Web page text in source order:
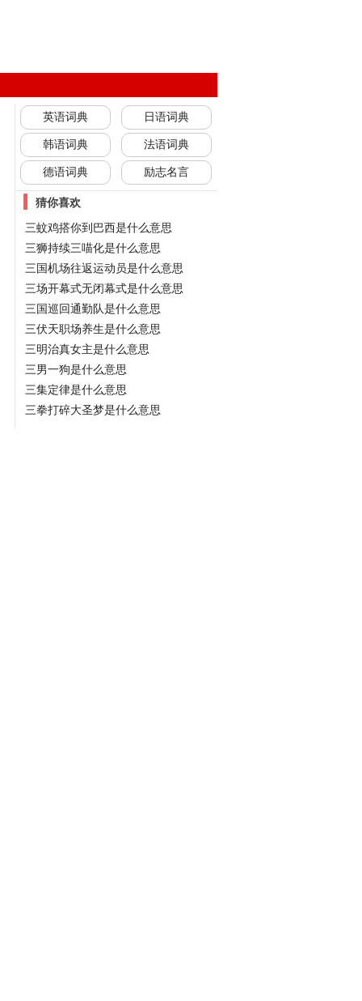
英语词典 日语词典
韩语词典 法语词典
德语词典 励志名言
猜你喜欢
三蚊鸡搭你到巴西是什么意思
三狮持续三喵化是什么意思
三国机场往返运动员是什么意思
三场开幕式无闭幕式是什么意思
三国巡回通勤队是什么意思
三伏天职场养生是什么意思
三明治真女主是什么意思
三男一狗是什么意思
三集定律是什么意思
三拳打碎大圣梦是什么意思